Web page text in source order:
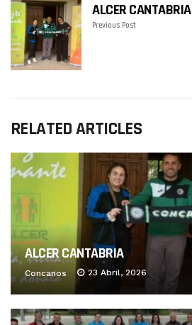
ALCER CANTABRIA
Previous Post
RELATED ARTICLES
ALCER CANTABRIA
Concanos 23 Abril, 2026